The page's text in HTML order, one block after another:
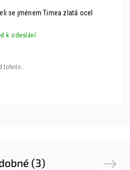
se jménem Timea zlatá ocel
k odeslání
tohoto...
(3) Next